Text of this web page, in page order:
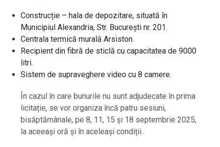
Construcție – hala de depozitare, situată în
Municipiul Alexandria, Str. București nr. 201.
Centrala termică murală Arsiston.
Recipient din fibră de sticlă cu capacitatea de 9000
litri.
Sistem de supraveghere video cu 8 camere.
În cazul în care bunurile nu sunt adjudecate în prima
licitație, se vor organiza încă patru sesiuni,
bisăptămânale, pe 8, 11, 15 și 18 septembrie 2025,
la aceeași oră și în aceleași condiții.